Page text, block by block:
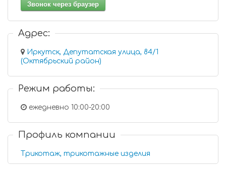
Звонок через браузер
Адрес:
Иркутск, Депутатская улица, 84/1
(Октябрьский район)
Режим работы:
ежедневно 10:00-20:00
Профиль компании
Трикотаж, трикотажные изделия